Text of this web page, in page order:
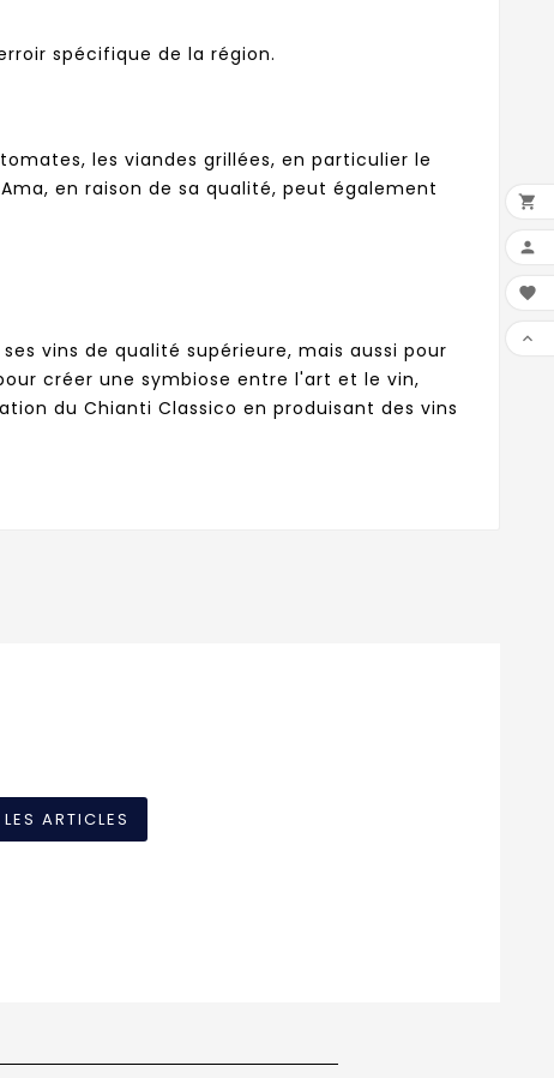
spécifique de la région.
les viandes grillées, en particulier le
en raison de sa qualité, peut également
vins de qualité supérieure, mais aussi pour
créer une symbiose entre l'art et le vin,
du Chianti Classico en produisant des vins
ARTICLES



